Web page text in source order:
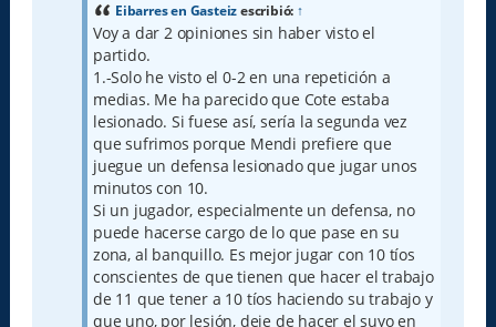
Eibarres en Gasteizescribió: ↑
Voy a dar 2 opiniones sin haber visto el
partido.
1.-Solo he visto el 0-2 en una repetición a
medias. Me ha parecido que Cote estaba
lesionado. Si fuese así, sería la segunda vez
que sufrimos porque Mendi prefiere que
juegue un defensa lesionado que jugar unos
minutos con 10.
Si un jugador, especialmente un defensa, no
puede hacerse cargo de lo que pase en su
zona, al banquillo. Es mejor jugar con 10 tíos
conscientes de que tienen que hacer el trabajo
de 11 que tener a 10 tíos haciendo su trabajo y
que uno, por lesión, deje de hacer el suyo en